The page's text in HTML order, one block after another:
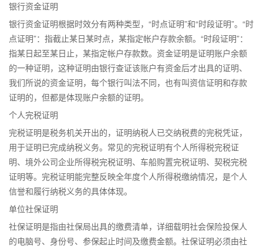
银行资金证明
银行资金证明根据时效分有两种类型，“时点证明”和“时段证明”。“时
点证明”：指截止某日某时点，某指定帐户存款余额。“时段证明”：
指某日起至某日止，某指定帐户存款数。资金证明是证明账户余额
的一种证明，这种证明由银行查证该账户有资金后才出具的证明、
我们所说的资金证明，每个银行叫法不同，也有叫资信证明和存款
证明的，但都是体现账户余额的证明。
个人完税证明
完税证明是税务机关开出的，证明纳税人已交纳税费的完税凭证，
用于证明已完成纳税义务。常见的完税证明有个人所得税完税证
明、境外公司企业所得税完税证明、车船购置完税证明、契税完税
证明等。完税证明能完整反映全年度个人所得税缴纳情况，是个人
信誉和履行纳税义务的具体体现。
单位社保证明
社保证明是指由社保局出具的缴费清单，详细载明社会保险投保人
的电脑号、身份号、参保起止时间及缴费金额。社保证明必须由社